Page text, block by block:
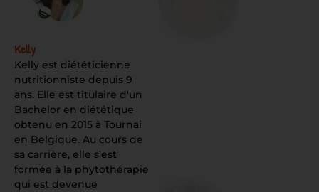
Kelly
Kelly est diététicienne
nutritionniste depuis 9
ans. Elle est titulaire d'un
Bachelor en diététique
obtenu en 2015 à Tournai
en Belgique. Au cours de
sa carrière, elle s'est
formée à la phytothérapie
qui est devenue